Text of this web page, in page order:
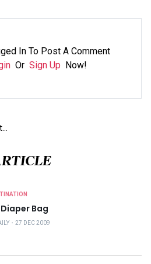
In To Post A Comment
Or Sign Up Now!
Diaper Bag
・ 27 DEC 2009